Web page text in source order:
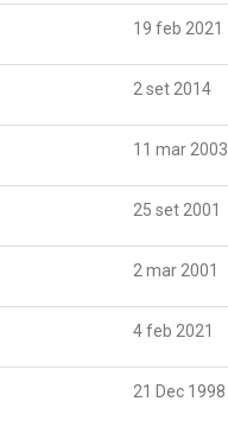
19 feb 2021
2 set 2014
11 mar 2003
25 set 2001
2 mar 2001
4 feb 2021
21 Dec 1998